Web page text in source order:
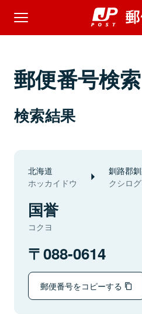
郵便番号検索
検索結果
北海道
ホッカイドウ
釧路郡
クシロ
国誉
コクヨ
088-0614
郵便番号をコピーする